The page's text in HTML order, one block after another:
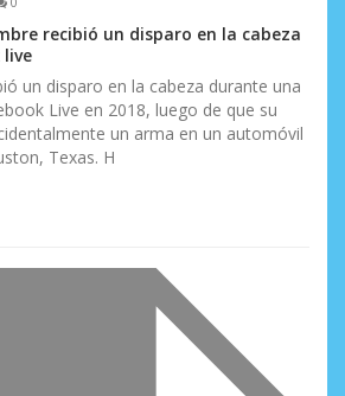
recibió un disparo en la cabeza
un disparo en la cabeza durante una
Live en 2018, luego de que su
un arma en un automóvil
Texas. H